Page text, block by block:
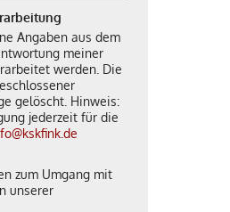
Angaben aus dem
meiner
werden. Die
gelöscht. Hinweis:
jederzeit für die
zum Umgang mit
unserer